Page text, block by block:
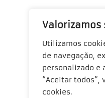
Valorizamos
Utilizamos
de navegação,
personalizado e
“Aceitar todos”,
cookies.